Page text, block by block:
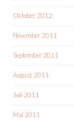
Oktober 2012
November 2011
September 2011
August 2011
Juli 2011
Mai 2011